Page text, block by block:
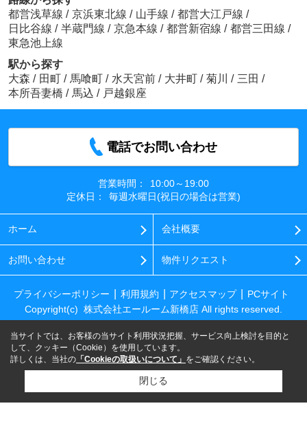
都営浅草線 / 京浜東北線 / 山手線 / 都営大江戸線 /
日比谷線 / 半蔵門線 / 京急本線 / 都営新宿線 / 都営三田線 /
東急池上線
駅から探す
大森 / 田町 / 馬喰町 / 水天宮前 / 大井町 / 菊川 / 三田 /
本所吾妻橋 / 馬込 / 戸越銀座
電話でお問い合わせ
営業時間：
10:00～19:00
定休日：
毎週水曜日(祝日の場合は営業)
ホーム 会社概要
お問い合わせ 物件リクエスト
プライバシーポリシー 利用規約 アクセスマップ
PCサイト
Copyright(c) 株式会社エールーム新橋店 All rights reserved.
当サイトでは、お客様の当サイト利用状況把握、サービス向上検討を目的と
して、クッキー（Cookie）を使用しています。
詳しくは、当社の 「Cookieの取扱いについて」 をご確認ください。
閉じる